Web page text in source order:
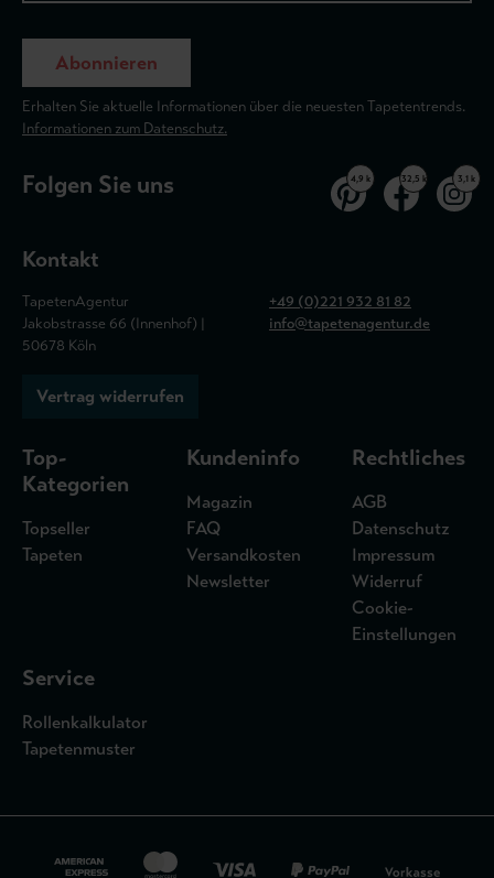
Abonnieren
Erhalten Sie aktuelle Informationen über die neuesten Tapetentrends.
Informationen zum Datenschutz.
Folgen Sie uns 4,9 k 32,5 k 3,1 k
Kontakt
TapetenAgentur
Jakobstrasse 66 (Innenhof) |
50678 Köln
+49 (0)221 932 81 82
info@tapetenagentur.de
Vertrag widerrufen
Top-
Kategorien
Topseller
Tapeten
Kundeninfo
Magazin
FAQ
Versandkosten
Newsletter
Rechtliches
AGB
Datenschutz
Impressum
Widerruf
Cookie-
Einstellungen
Service
Rollenkalkulator
Tapetenmuster